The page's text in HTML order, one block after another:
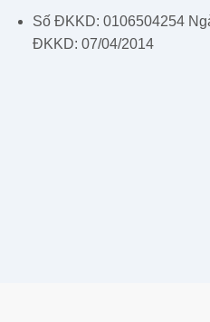
Số ĐKKD: 0106504254
ĐKKD: 07/04/2014